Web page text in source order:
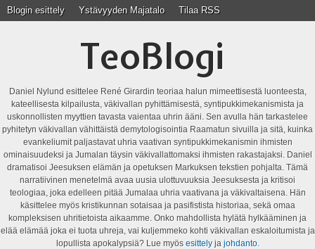
Blogin esittely Ystävyyden Majatalo Tilaa RSS
TeoBlogi
Daniel Nylund esittelee René Girardin teoriaa halun mimeettisestä luonteesta,
kateellisesta kilpailusta, väkivallan pyhittämisestä, syntipukkimekanismista ja
uskonnollisten myyttien tavasta vaientaa uhrin ääni. Sen avulla hän tarkastelee
pyhitetyn väkivallan vähittäistä demytologisointia Raamatun sivuilla ja sitä, kuinka
evankeliumit paljastavat uhria vaativan syntipukkimekanismin ihmisten
ominaisuudeksi ja Jumalan täysin väkivallattomaksi ihmisten rakastajaksi. Daniel
dramatisoi Jeesuksen elämän ja opetuksen Markuksen tekstien pohjalta. Tämä
narratiivinen menetelmä avaa uusia ulottuvuuksia Jeesuksesta ja kritisoi
teologiaa, joka edelleen pitää Jumalaa uhria vaativana ja väkivaltaisena. Hän
käsittelee myös kristikunnan sotaisaa ja pasifistista historiaa, sekä omaa
kompleksisen uhritietoista aikaamme. Onko mahdollista hylätä hylkääminen ja
elää elämää joka ei tuota uhreja, vai kuljemmeko kohti väkivallan eskaloitumista ja
lopullista apokalypsiä? Lue myös esittelyja johdanto.